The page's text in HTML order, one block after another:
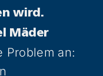
wird.
Mäder
Problem an: